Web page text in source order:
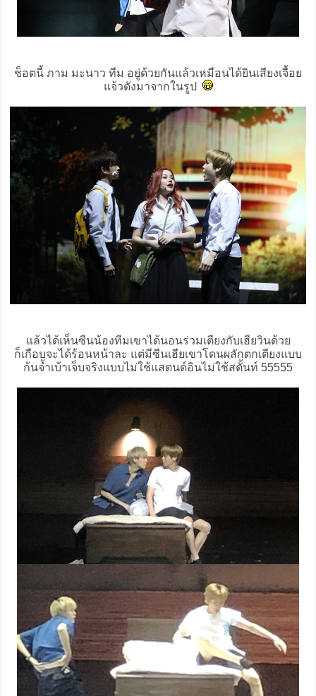
ช็อตนี้ ภาม มะนาว ทีม อยู่ด้วยกันแล้วเหมือนได้ยินเสียงเจื้อย
แจ้วดังมาจากในรูป
แล้วได้เห็นซีนน้องทีมเขาได้นอนร่วมเตียงกับเฮียวินด้วย
ก็เกือบจะได้ร้อนหน้าละ แต่มีซีนเฮียเขาโดนผลักตกเตียงแบบ
ก้นจ้ำเบ้าเจ็บจริงแบบไม่ใช้แสตนด์อินไม่ใช้สตั้นท์ 55555